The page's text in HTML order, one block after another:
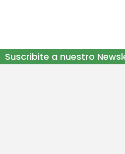
Suscribite a nuestro